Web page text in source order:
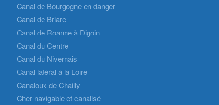
Canal de Bourgogne en danger
Canal de Briare
Canal de Roanne à Digoin
Canal du Centre
Canal du Nivernais
Canal latéral à la Loire
Canaloux de Chailly
Cher navigable et canalisé